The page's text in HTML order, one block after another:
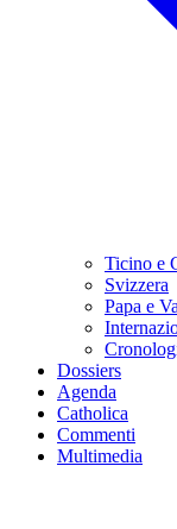
Ticino e
Svizzera
Papa e
Dossiers
Agenda
Catholica
Commenti
Multimedia